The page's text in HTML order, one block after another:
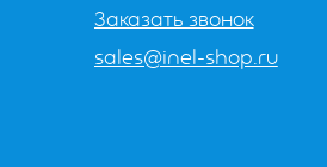
Заказать звонок
sales@inel-shop.ru